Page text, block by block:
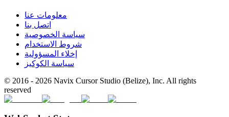
معلومات عنا
اتصل بنا
سياسة الخصوصية
شروط الاستخدام
إخلاء المسؤولية
سياسة الكوكيز
© 2016 - 2026 Navix Cursor Studio (Belize), Inc. All rights
reserved